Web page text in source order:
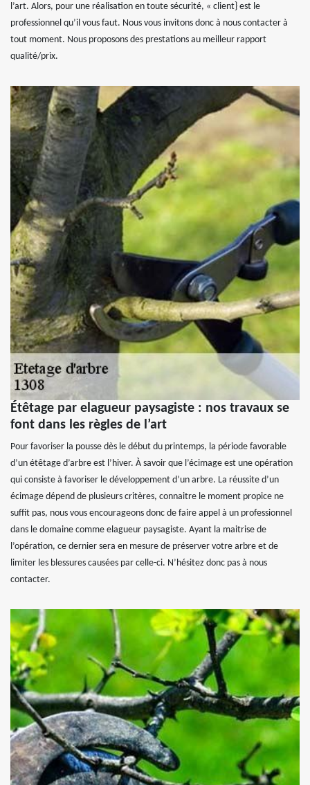
l’art. Alors, pour une réalisation en toute sécurité, « client} est le
professionnel qu’il vous faut. Nous vous invitons donc à nous contacter à
tout moment. Nous proposons des prestations au meilleur rapport
qualité/prix.
Étêtage par elagueur paysagiste : nos travaux se
font dans les règles de l’art
Pour favoriser la pousse dès le début du printemps, la période favorable
d’un étêtage d’arbre est l’hiver. À savoir que l’écimage est une opération
qui consiste à favoriser le développement d’un arbre. La réussite d’un
écimage dépend de plusieurs critères, connaitre le moment propice ne
suffit pas, nous vous encourageons donc de faire appel à un professionnel
dans le domaine comme elagueur paysagiste. Ayant la maitrise de
l’opération, ce dernier sera en mesure de préserver votre arbre et de
limiter les blessures causées par celle-ci. N’hésitez donc pas à nous
contacter.